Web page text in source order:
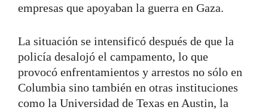
empresas que apoyaban la guerra en Gaza.
La situación se intensificó después de que la
policía desalojó el campamento, lo que
provocó enfrentamientos y arrestos no sólo en
Columbia sino también en otras instituciones
como la Universidad de Texas en Austin, la